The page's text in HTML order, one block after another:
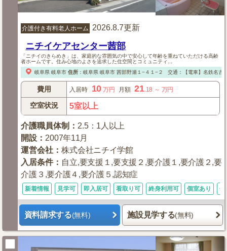
介護付き有料老人ホーム 2026.8.7更新
ニチイケアセンター茜部
「ニチイのきらめき」は、家庭的な雰囲気の中で安心して年齢を重ねていただける高齢
者ホームです。住み心地のよさを追求した住空間とコミュニティ...
岐阜県 岐阜市 住所： 岐阜県 岐阜市茜部野瀬１−４１−２ 交通：【電車】名鉄名
費用 入居時 10 万円 月額 21.18 ～ 万円
空室状況 5室以上
介護職員体制 ： 2.5：1人以上
開設 ： 2007年11月
運営会社 ：株式会社ニチイ学館
入居条件： 自立,要支援１,要支援２,要介護１,要介護２,要
介護３,要介護４,要介護５,認知症
新着情報 見学可 即入居可 看取り可 終身利用可 個室あり 体
資料請求する(無料) 施設見学する(無料)